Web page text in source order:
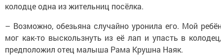
колодце одна из жительниц посёлка.
– Возможно, обезьяна случайно уронила его. Мой
мог как-то выскользнуть из её лап и упасть в
предположил отец малыша Рама Крушна Наяк.